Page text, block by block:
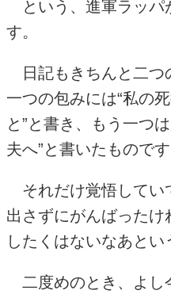
という、進軍ラッパ
す。
日記もきちんと二つ
一つの包みには“私の
と”と書き、もう一つ
夫へ”と書いたものです
それだけ覚悟してい
出さずにがんばった
したくはないなあとい
二度めのとき、よし